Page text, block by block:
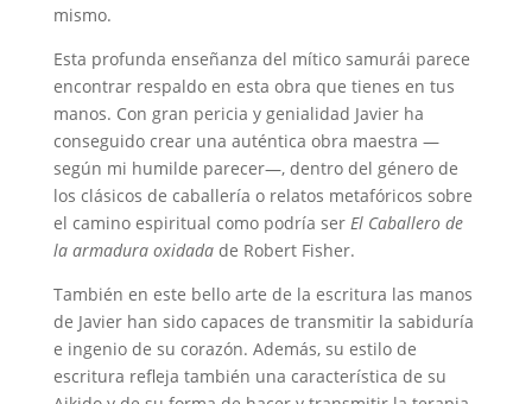
mismo.
Esta profunda enseñanza del mítico samurái parece
encontrar respaldo en esta obra que tienes en tus
manos. Con gran pericia y genialidad Javier ha
conseguido crear una auténtica obra maestra —
según mi humilde parecer—, dentro del género de
los clásicos de caballería o relatos metafóricos sobre
el camino espiritual como podría ser El Caballero de
la armadura oxidada de Robert Fisher.
También en este bello arte de la escritura las manos
de Javier han sido capaces de transmitir la sabiduría
e ingenio de su corazón. Además, su estilo de
escritura refleja también una característica de su